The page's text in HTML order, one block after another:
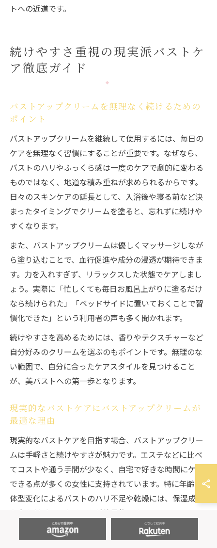
トへの近道です。
続けやすさ重視の現実派バストケ
ア徹底ガイド
バストアップクリームを無理なく続けるための
ポイント
バストアップクリームを継続して使用するには、毎日の
ケアを無理なく習慣にすることが重要です。なぜなら、
バストのハリやふっくら感は一度のケアで劇的に変わる
ものではなく、地道な積み重ねが求められるからです。
日々のスキンケアの延長として、入浴後や寝る前など決
まったタイミングでクリームを塗ると、忘れずに続けや
すくなります。
また、バストアップクリームは優しくマッサージしなが
ら塗り込むことで、血行促進や成分の浸透が期待できま
す。力を入れすぎず、リラックスした状態でケアしまし
ょう。実際に「忙しくても毎日お風呂上がりに塗るだけ
なら続けられた」「ベッドサイドに置いておくことで習
慣化できた」という利用者の声も多く聞かれます。
続けやすさを高めるためには、香りやテクスチャーなど
自分好みのクリームを選ぶのもポイントです。無理のな
い範囲で、自分に合ったケアスタイルを見つけること
が、美バストへの第一歩となります。
現実的なバストケアにバストアップクリームが
最適な理由
現実的なバストケアを目指す場合、バストアップクリー
ムは手軽さと続けやすさが魅力です。エステなどに比べ
てコストや通う手間が少なく、自宅で好きな時間にケア
できる点が多くの女性に支持されています。特に年齢や
体型変化によるバストのハリ不足や乾燥には、保湿成分
を含んだバストクリームが効果的です。
バストアップクリームには、コラーゲンやプラセンタな